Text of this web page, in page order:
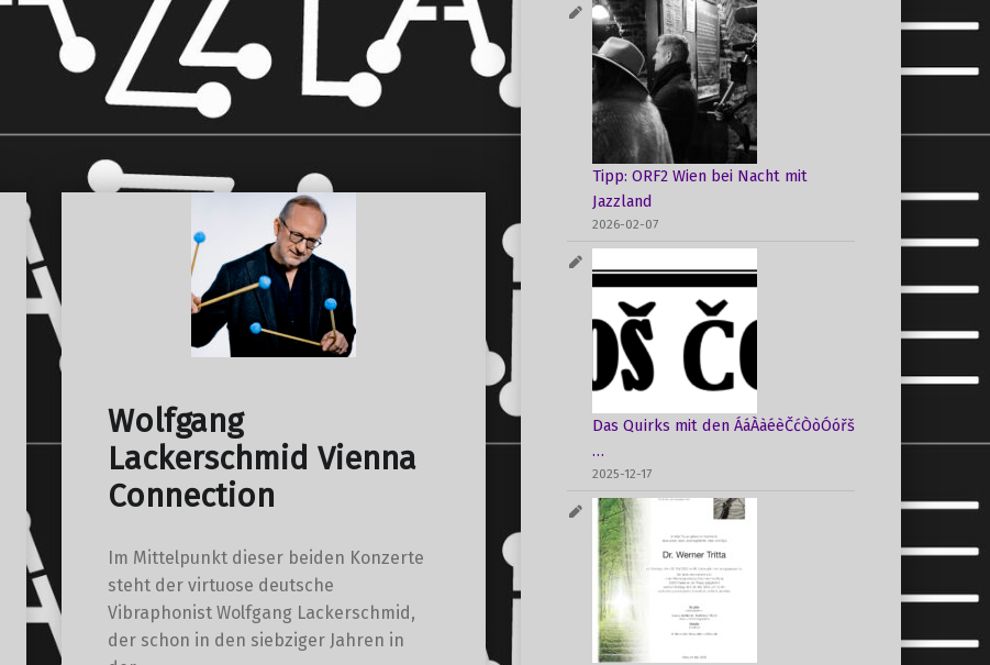
Wolfgang
Lackerschmid Vienna
Connection
Im Mittelpunkt dieser beiden Konzerte
steht der virtuose deutsche
Vibraphonist Wolfgang Lackerschmid,
der schon in den siebziger Jahren in
Tipp: ORF2 Wien bei Nacht mit
Jazzland
2026-02-07
Das Quirks mit den ÁáÀàéèČćÒòÓóřš
…
2025-12-17